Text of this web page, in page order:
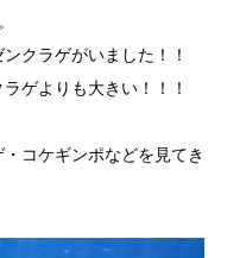
クラゲがいました！！
ゲよりも大きい！！！
コケギンポなどを見てき